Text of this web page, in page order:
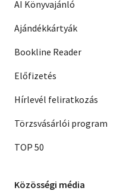
AI Könyvajánló
Ajándékkártyák
Bookline Reader
Előfizetés
Hírlevél feliratkozás
Törzsvásárlói program
TOP 50
Közösségi média